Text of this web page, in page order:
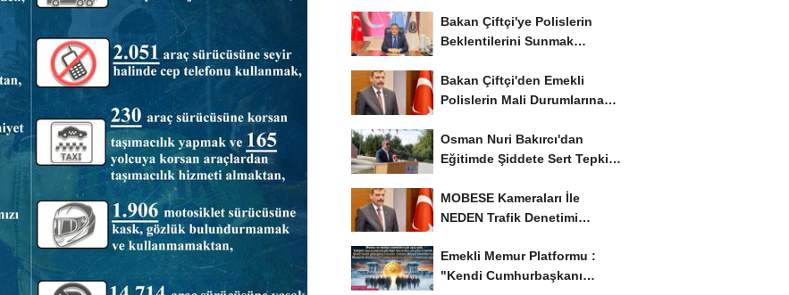
Bakan Çiftçi'ye Polislerin
Beklentilerini Sunmak
Bakan Çiftçi'den Emekli
Polislerin Mali Durumlarına
Osman Nuri Bakırcı'dan
Eğitimde Şiddete Sert Tepki:
MOBESE Kameraları İle
NEDEN Trafik Denetimi
Emekli Memur Platformu :
"Kendi Cumhurbaşkanı